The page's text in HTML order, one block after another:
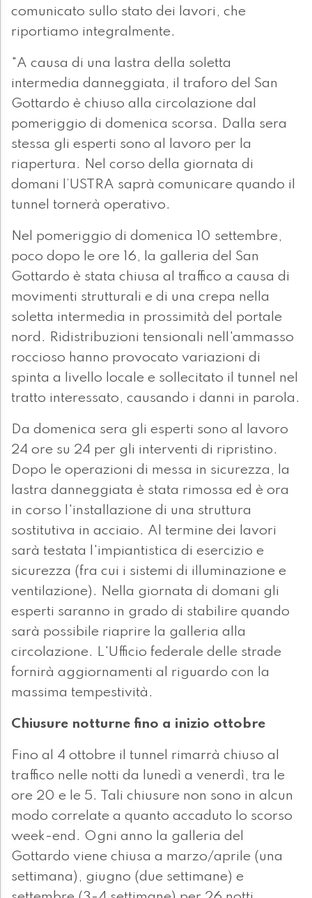
comunicato sullo stato dei lavori, che
riportiamo integralmente.
"A causa di una lastra della soletta
intermedia danneggiata, il traforo del San
Gottardo è chiuso alla circolazione dal
pomeriggio di domenica scorsa. Dalla sera
stessa gli esperti sono al lavoro per la
riapertura. Nel corso della giornata di
domani l’USTRA saprà comunicare quando il
tunnel tornerà operativo.
Nel pomeriggio di domenica 10 settembre,
poco dopo le ore 16, la galleria del San
Gottardo è stata chiusa al traffico a causa di
movimenti strutturali e di una crepa nella
soletta intermedia in prossimità del portale
nord. Ridistribuzioni tensionali nell'ammasso
roccioso hanno provocato variazioni di
spinta a livello locale e sollecitato il tunnel nel
tratto interessato, causando i danni in parola.
Da domenica sera gli esperti sono al lavoro
24 ore su 24 per gli interventi di ripristino.
Dopo le operazioni di messa in sicurezza, la
lastra danneggiata è stata rimossa ed è ora
in corso l'installazione di una struttura
sostitutiva in acciaio. Al termine dei lavori
sarà testata l'impiantistica di esercizio e
sicurezza (fra cui i sistemi di illuminazione e
ventilazione). Nella giornata di domani gli
esperti saranno in grado di stabilire quando
sarà possibile riaprire la galleria alla
circolazione. L'Ufficio federale delle strade
fornirà aggiornamenti al riguardo con la
massima tempestività.
Chiusure notturne fino a inizio ottobre
Fino al 4 ottobre il tunnel rimarrà chiuso al
traffico nelle notti da lunedì a venerdì, tra le
ore 20 e le 5. Tali chiusure non sono in alcun
modo correlate a quanto accaduto lo scorso
week-end. Ogni anno la galleria del
Gottardo viene chiusa a marzo/aprile (una
settimana), giugno (due settimane) e